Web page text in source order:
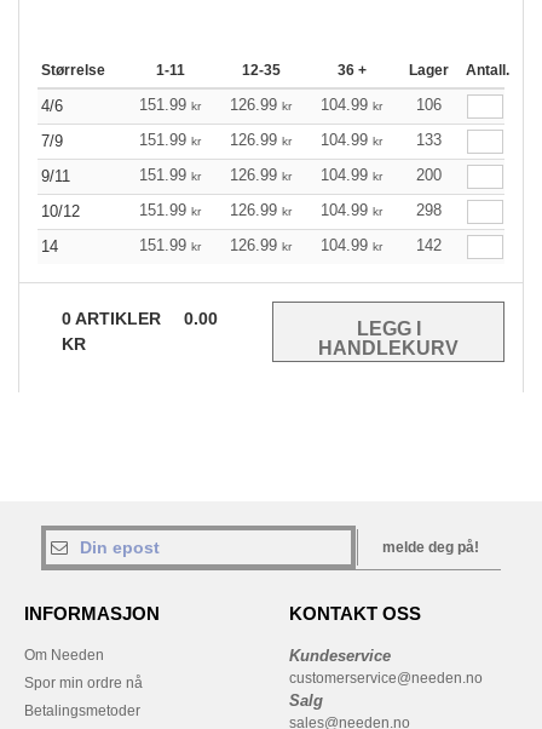
Størrelse 1-11 12-35 36 + Lager Antall.
4/6 151.99 kr 126.99 kr 104.99 kr
106
7/9
151.99 kr 126.99 kr 104.99 kr
133
9/11
151.99 kr 126.99 kr 104.99 kr
200
10/12
151.99 kr 126.99 kr 104.99 kr
298
14
151.99 kr 126.99 kr 104.99 kr 142
0ARTIKLER
0.00
KR
melde deg på!
INFORMASJON
Om Needen
Spor min ordre nå
Betalingsmetoder
KONTAKT OSS
Kundeservice
customerservice@needen.no
Salg
sales@needen.no